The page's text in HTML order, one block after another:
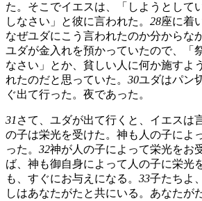
た。そこでイエスは、「しようとして
しなさい」と彼に言われた。 28座に着
なぜユダにこう言われたのか分からな
ユダが金入れを預かっていたので、「
なさい」とか、貧しい人に何か施すよ
れたのだと思っていた。 30ユダはパン
ぐ出て行った。夜であった。
31さて、ユダが出て行くと、イエスは
の子は栄光を受けた。神も人の子によ
った。 32神が人の子によって栄光をお
ば、神も御自身によって人の子に栄光
も、すぐにお与えになる。 33子たちよ
しはあなたがたと共にいる。あなたが